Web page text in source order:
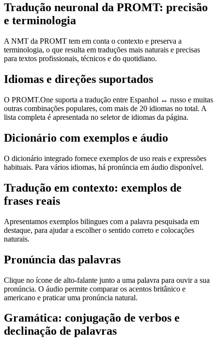
Tradução neuronal da PROMT: precisão
e terminologia
A NMT da PROMT tem em conta o contexto e preserva a
terminologia, o que resulta em traduções mais naturais e precisas
para textos profissionais, técnicos e do quotidiano.
Idiomas e direções suportados
O PROMT.One suporta a tradução entre Espanhol ↔ russo e muitas
outras combinações populares, com mais de 20 idiomas no total. A
lista completa é apresentada no seletor de idiomas da página.
Dicionário com exemplos e áudio
O dicionário integrado fornece exemplos de uso reais e expressões
habituais. Para vários idiomas, há pronúncia em áudio disponível.
Tradução em contexto: exemplos de
frases reais
Apresentamos exemplos bilingues com a palavra pesquisada em
destaque, para ajudar a escolher o sentido correto e colocações
naturais.
Pronúncia das palavras
Clique no ícone de alto-falante junto a uma palavra para ouvir a sua
pronúncia. O áudio permite comparar os acentos britânico e
americano e praticar uma pronúncia natural.
Gramática: conjugação de verbos e
declinação de palavras